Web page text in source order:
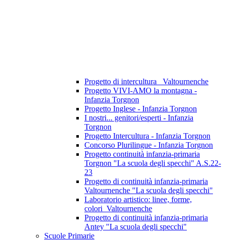
Progetto di intercultura_ Valtournenche
Progetto VIVI-AMO la montagna -
Infanzia Torgnon
Progetto Inglese - Infanzia Torgnon
I nostri... genitori/esperti - Infanzia
Torgnon
Progetto Intercultura - Infanzia Torgnon
Concorso Plurilingue - Infanzia Torgnon
Progetto continuità infanzia-primaria
Torgnon "La scuola degli specchi" A.S.22-
23
Progetto di continuità infanzia-primaria
Valtournenche "La scuola degli specchi"
Laboratorio artistico: linee, forme,
colori_Valtournenche
Progetto di continuità infanzia-primaria
Antey "La scuola degli specchi"
Scuole Primarie